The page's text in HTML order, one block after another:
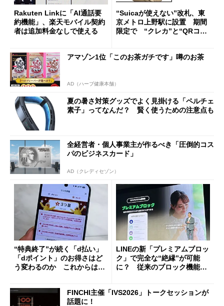
Rakuten Linkに「AI通話要
約機能」、楽天モバイル契約
者は追加料金なしで使える
“Suicaが使えない”改札、東
京メトロ上野駅に設置 期間
限定で “クレカ”と“QRコー
アマゾン1位「このお茶ガチです」噂のお茶
AD（ハーブ健康本舗）
夏の暑さ対策グッズでよく見掛ける「ペルチェ
素子」ってなんだ？ 賢く使うための注意点も
全経営者・個人事業主が作るべき「圧倒的コス
パのビジネスカード」
AD（クレディセゾン）
“特典終了”が続く「d払い」
「dポイント」のお得さはど
う変わるのか これからは
LINEの新「プレミアムブロッ
ク」で完全な“絶縁”が可能
に？ 従来のブロック機能と
FINCHI主催「IVS2026」トークセッションが
話題に！